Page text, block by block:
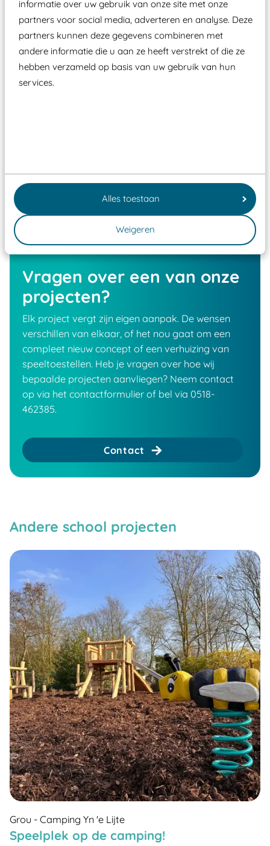
informatie over uw gebruik van onze site met onze
partners voor social media, adverteren en analyse. Deze
partners kunnen deze gegevens combineren met
andere informatie die u aan ze heeft verstrekt of die ze
hebben verzameld op basis van uw gebruik van hun
services.
Alles toestaan
Weigeren
Vragen over een van onze
projecten?
Elk project vergt zijn eigen aanpak. De wensen
verschillen van elkaar, of het nou gaat om een
compleet nieuw concept of een verhuizing van
speeltoestellen. Heb je vragen over hoe wij
bepaalde projecten aanvliegen? Neem contact
op via het contactformulier of bel via 0518-
462385.
Contact
Andere school projecten
Grou - Camping Yn 'e Lijte
Speelplek op de camping!